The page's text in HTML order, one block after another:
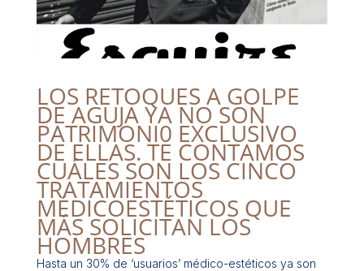
LOS RETOQUES A GOLPE
DE AGUJA YA NO SON
PATRIMONI0 EXCLUSIVO
DE ELLAS. TE CONTAMOS
CUÁLES SON LOS CINCO
TRATAMIENTOS
MÉDICOESTÉTICOS QUE
MÁS SOLICITAN LOS
HOMBRES
Hasta un 30% de ‘usuarios’ médico-estéticos ya son